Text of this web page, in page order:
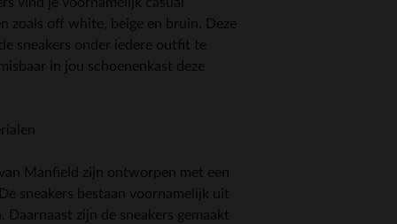
vind je voornamelijk casual
zoals off white, beige en bruin. Deze
sneakers onder iedere outfit te
in jou schoenenkast deze
van Manfield zijn ontworpen met een
sneakers bestaan voornamelijk uit
Daarnaast zijn de sneakers gemaakt